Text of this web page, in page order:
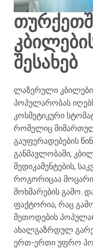
შესახებ
ლაზერული
პოპულარობას
კოსმეტიკური
რომელიც
გაუფერადებების
განმავლობაში,
მედიკამენტების,
როგორიცაა
მოხმარების გამო.
ფაქტორია, რაც
მეთოდების
ახალგაზრდულ
ერთ-ერთი უფრო